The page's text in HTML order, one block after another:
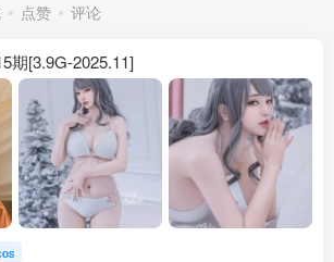
点赞 评论
期[3.9G-2025.11]